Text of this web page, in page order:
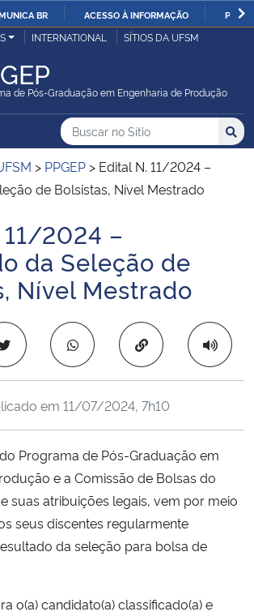
IR
BR ACESSO À INFORMAÇÃO
Pública
Exteriores
Pecuária e Abastecimento
Inovações e Comunicações
INTERNATIONAL SÍTIOS DA UFSM
de Pós-Graduação em Engenharia de Produção
Principal do Sítio
Busca
Buscar no no Sítio
Busca:
> PPGEP > Edital N. 11/2024 –
de Bolsistas, Nível Mestrado
2024 –
da Seleção de
Nível Mestrado
Copiar para área
em 11/07/2024, 7h10
Programa de Pós-Graduação em
e a Comissão de Bolsas do
suas atribuições legais, vem por meio
seus discentes regularmente
da seleção para bolsa de
o(a) candidato(a) classificado(a) e